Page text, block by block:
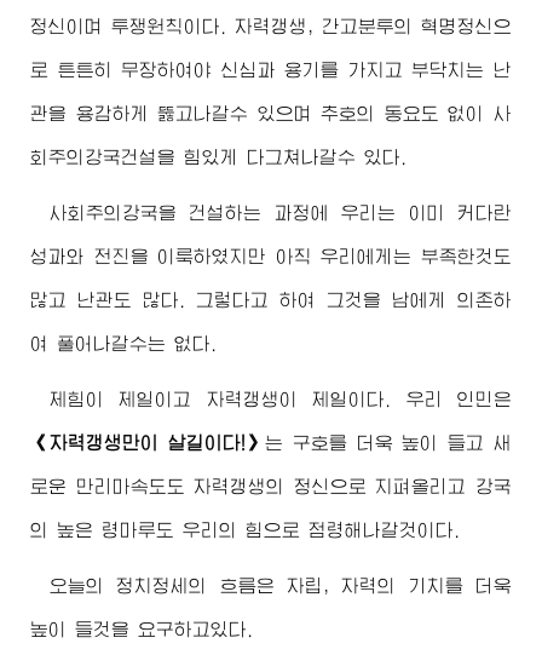
정신이며 투쟁원칙이다. 자력갱생, 간고분투의 혁명정신으
로 튼튼히 무장하여야 신심과 용기를 가지고 부닥치는 난
관을 용감하게 뚫고나갈수 있으며 추호의 동요도 없이 사
회주의강국건설을 힘있게 다그쳐나갈수 있다.
사회주의강국을 건설하는 과정에 우리는 이미 커다란
성과와 전진을 이룩하였지만 아직 우리에게는 부족한것도
많고 난관도 많다. 그렇다고 하여 그것을 남에게 의존하
여 풀어나갈수는 없다.
제힘이 제일이고 자력갱생이 제일이다. 우리 인민은
《자력갱생만이 살길이다!》는 구호를 더욱 높이 들고 새
로운 만리마속도도 자력갱생의 정신으로 지펴올리고 강국
의 높은 령마루도 우리의 힘으로 점령해나갈것이다.
오늘의 정치정세의 흐름은 자립, 자력의 기치를 더욱
높이 들것을 요구하고있다.